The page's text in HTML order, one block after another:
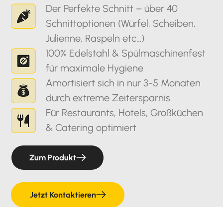
Der Perfekte Schnitt – über 40
Schnittoptionen (Würfel, Scheiben,
Julienne, Raspeln etc…)
100% Edelstahl & Spülmaschinenfest
für maximale Hygiene
Amortisiert sich in nur 3-5 Monaten
durch extreme Zeitersparnis
Für Restaurants, Hotels, Großküchen
& Catering optimiert
Jetzt Kontaktieren
Zum Produkt